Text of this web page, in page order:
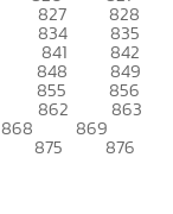
827 828
834 835
841 842
848 849
855 856
862 863
868 869
875 876